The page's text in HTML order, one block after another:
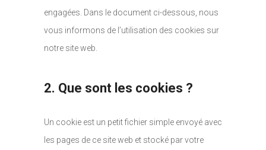
engagées. Dans le document ci-dessous, nous
vous informons de l’utilisation des cookies sur
notre site web.
2. Que sont les cookies ?
Un cookie est un petit fichier simple envoyé avec
les pages de ce site web et stocké par votre